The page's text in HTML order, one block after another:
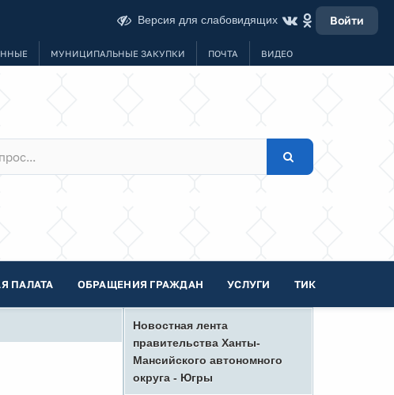
Версия для слабовидящих Войти
МУНИЦИПАЛЬНЫЕ ЗАКУПКИ ПОЧТА ВИДЕО
ПАЛАТА ОБРАЩЕНИЯ ГРАЖДАН УСЛУГИ ТИК
Новостная лента
правительства Ханты-
Мансийского автономного
округа - Югры